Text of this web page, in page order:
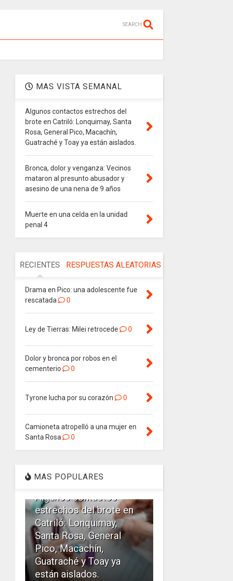
SEARCH
MAS VISTA SEMANAL
Algunos contactos estrechos del
brote en Catriló: Lonquimay, Santa
Rosa, General Pico, Macachín,
Guatraché y Toay ya están aislados.
Bronca, dolor y venganza: Vecinos
mataron al presunto abusador y
asesino de una nena de 9 años
Muerte en una celda en la unidad
penal 4
RECIENTES RESPUESTAS ALEATORIAS
Drama en Pico: una adolescente fue
rescatada
0
Ley de Tierras: Milei retrocede 0
Dolor y bronca por robos en el
cementerio
0
Tyrone lucha por su corazón 0
Camioneta atropelló a una mujer en
Santa Rosa
0
MAS POPULARES
1
Algunos contactos
estrechos del brote en
Catriló: Lonquimay,
Santa Rosa, General
Pico, Macachín,
Guatraché y Toay ya
están aislados.